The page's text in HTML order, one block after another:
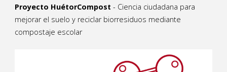
Proyecto HuétorCompost - Ciencia ciudadana para
mejorar el suelo y reciclar biorresiduos mediante
compostaje escolar